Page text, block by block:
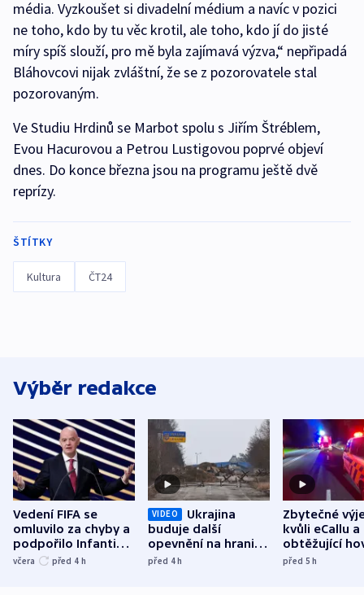
média. Vyzkoušet si divadelní médium a navíc v pozici
ne toho, kdo by tu věc krotil, ale toho, kdo jí do jisté
míry spíš slouží, pro mě byla zajímavá výzva,“ nepřipadá
Bláhovcovi nijak zvláštní, že se z pozorovatele stal
pozorovaným.
Ve Studiu Hrdinů se Marbot spolu s Jiřím Štréblem,
Evou Hacurovou a Petrou Lustigovou poprvé objeví
dnes. Do konce března jsou na programu ještě dvě
reprízy.
ŠTÍTKY
Kultura ČT24
Výběr redakce
Vedení FIFA se
omluvilo za chyby a
podpořilo Infantina.
UEFA trvá na
včera před 4 h
VIDEO
Ukrajina
buduje další
opevnění na hranici
s Běloruskem
před 4h
Zbytečné
kvůli eCallu a
obtěžující
zdržují
před 5h